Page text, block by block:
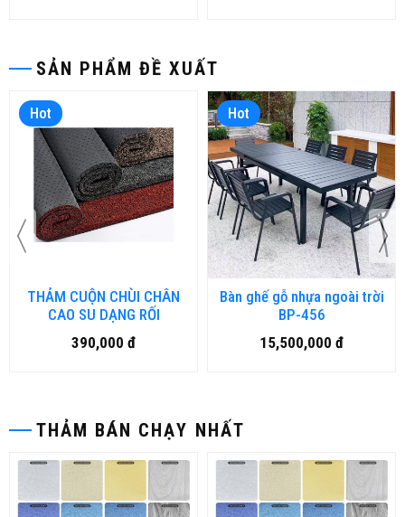
SẢN PHẨM ĐỀ XUẤT
Hot
THẢM CUỘN CHÙI CHÂN
CAO SU DẠNG RỐI
390,000 đ
Hot
Bàn ghế gỗ nhựa ngoài trời
BP-456
15,500,000 đ
THẢM BÁN CHẠY NHẤT